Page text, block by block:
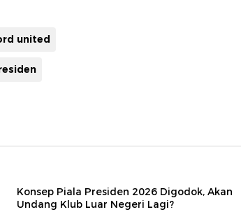
united
Konsep Piala Presiden 2026 Digodok, Akan
Undang Klub Luar Negeri Lagi?